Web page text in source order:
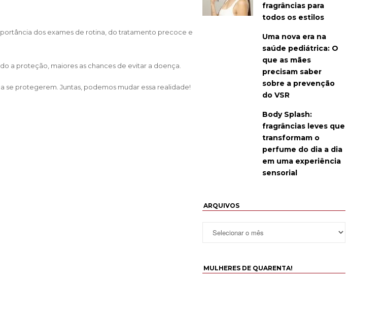
dos exames de rotina, do tratamento precoce e
a proteção, maiores as chances de evitar a doença.
se protegerem. Juntas, podemos mudar essa realidade!
fragrâncias para
todos os estilos
Uma nova era na
saúde pediátrica: O
que as mães
precisam saber
sobre a prevenção
do VSR
Body Splash:
fragrâncias leves que
transformam o
perfume do dia a dia
em uma experiência
sensorial
ARQUIVOS
MULHERES DE QUARENTA!